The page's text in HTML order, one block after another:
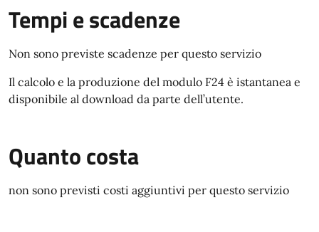
Tempi e scadenze
Non sono previste scadenze per questo servizio
Il calcolo e la produzione del modulo F24 è istantanea e
disponibile al download da parte dell’utente.
Quanto costa
non sono previsti costi aggiuntivi per questo servizio